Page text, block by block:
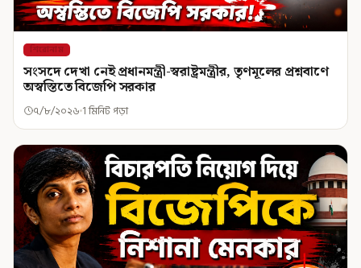
শিরোনাম
সংসদে দেখা নেই প্রধানমন্ত্রী-স্বরাষ্ট্রমন্ত্রীর, তৃণমূলের প্রশ্নবাণে
অস্বস্তিতে বিজেপি সরকার
৭/৮/২০২৬ 1 মিনিট পড়া